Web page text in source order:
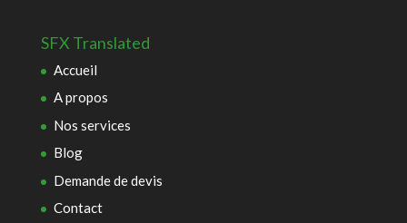
SFX Translated
Accueil
A propos
Nos services
Blog
Demande de devis
Contact